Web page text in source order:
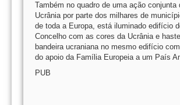
Também no quadro de uma ação conjunta
Ucrânia por parte dos milhares de
de toda a Europa, está iluminado edifício
Concelho com as cores da Ucrânia e
bandeira ucraniana no mesmo edifício
do apoio da Família Europeia a um País
PUB